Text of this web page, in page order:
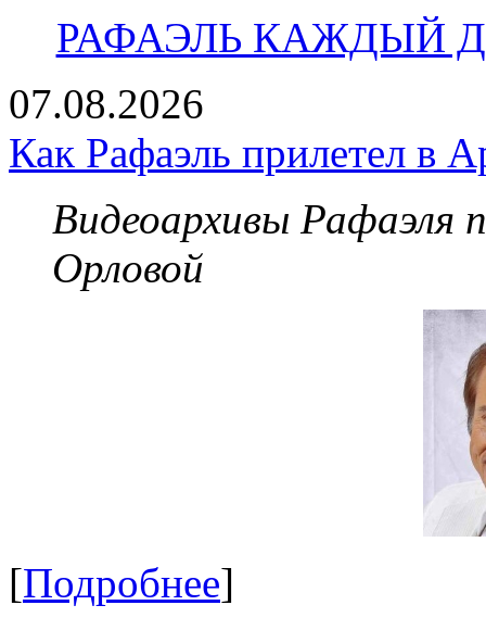
РАФАЭЛЬ КАЖДЫЙ
07.08.2026
Как Рафаэль прилетел в
Видеоархивы Рафаэля
Орловой
[Подробнее]